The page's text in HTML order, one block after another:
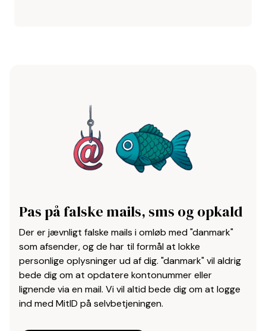
Pas på falske mails, sms og opkald
Der er jævnligt falske mails i omløb med "danmark"
som afsender, og de har til formål at lokke
personlige oplysninger ud af dig. "danmark" vil aldrig
bede dig om at opdatere kontonummer eller
lignende via en mail. Vi vil altid bede dig om at logge
ind med MitID på selvbetjeningen.